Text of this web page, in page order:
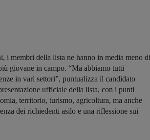
i membri della lista ne hanno in media meno di
giovane in campo. “Ma abbiamo tutti
in vari settori”, puntualizza il candidato
ufficiale della lista, con i punti
territorio, turismo, agricoltura, ma anche
dei richiedenti asilo e una riflessione sui